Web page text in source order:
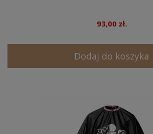
93,00 zł.
Dodaj do koszyka